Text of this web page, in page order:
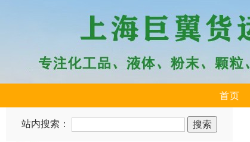
首页
站内搜索：